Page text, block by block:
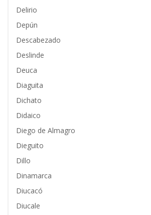
Delirio
Depún
Descabezado
Deslinde
Deuca
Diaguita
Dichato
Didaico
Diego de Almagro
Dieguito
Dillo
Dinamarca
Diucacó
Diucale